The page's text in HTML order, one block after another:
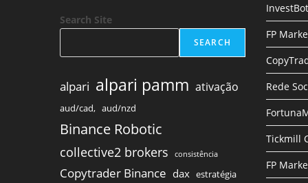
Search Site
SEARCH
alpari alpari pamm ativação
aud/cad, aud/nzd
Binance Robotic
collective2 brokers consistência
Copytrader Binance dax estratégia
FP
Rede
Tickmill
FP